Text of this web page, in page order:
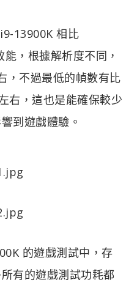
13900K 相比
，根據解析度不同，
，不過最低的幀數有比
右，這也是能確保較少
到遊戲體驗。
的遊戲測試中，存
有的遊戲測試功耗都